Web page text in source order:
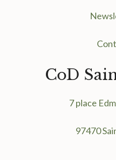
CoD
7 place
97470